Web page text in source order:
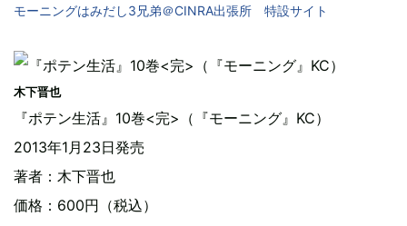
モーニングはみだし3兄弟＠CINRA出張所 特設サイト
木下晋也
『ポテン生活』10巻<完>（『モーニング』KC）
2013年1月23日発売
著者：木下晋也
価格：600円（税込）